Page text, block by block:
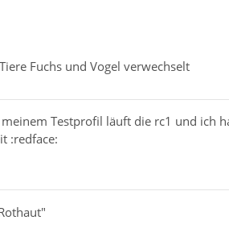
Fuchs und Vogel verwechselt
Testprofil läuft die rc1 und ich
:redface: